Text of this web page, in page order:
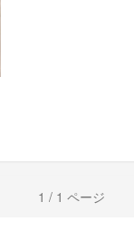
1 / 1 ページ